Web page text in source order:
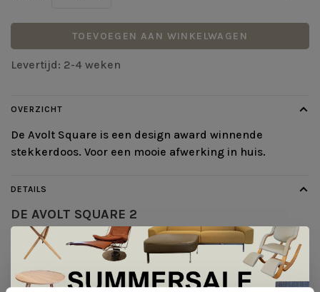
TOEVOEGEN AAN WINKELWAGEN
Levertijd: 2-4 weken
OVERZICHT
De Avolt Square is een design award winnende
stekkerdoos. Voor een mooie afwerking in huis.
DETAILS
DE AVOLT SQUARE 2
Het is een award-winning design stekkerdoos en is in 2
verschillende varianten met verschillende afwerkingen
zoals kleur leverbaar.